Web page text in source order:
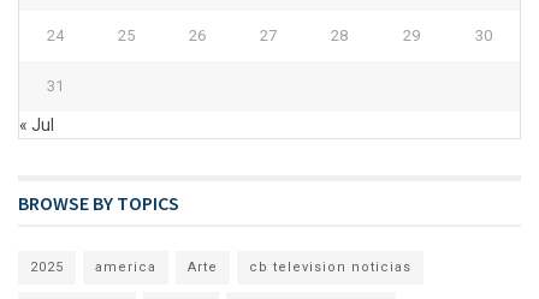
24 25 26 27 28 29 30
31
« Jul
BROWSE BY TOPICS
2025 america Arte cb television noticias